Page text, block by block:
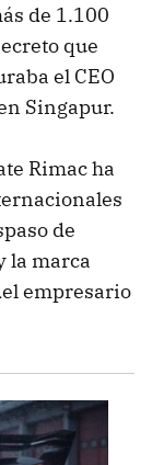
de 1.100
que
el CEO
Singapur.
Rimac ha
de
la marca
empresario